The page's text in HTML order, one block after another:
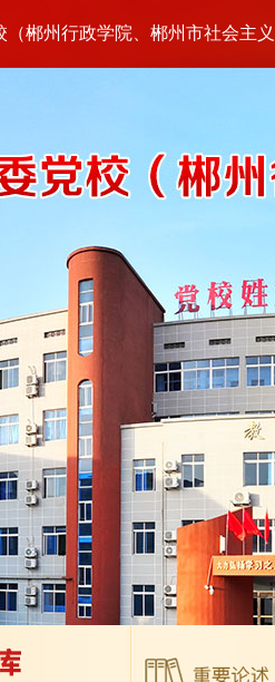
郴州行政学院、郴州市社会主